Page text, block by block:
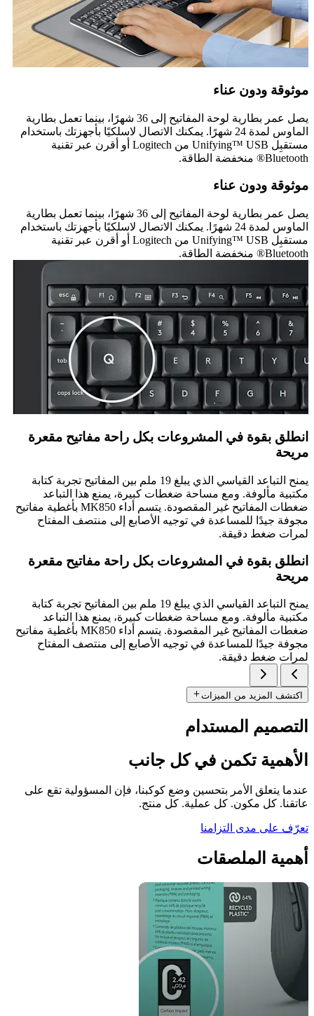
موثوقة ودون عناء
يصل عمر بطارية لوحة المفاتيح إلى 36 شهرًا، بينما تعمل بطارية
الماوس لمدة 24 شهرًا. يمكنك الاتصال لاسلكيًا بأجهزتك باستخدام
مستقبِل Unifying™ USB من Logitech أو أقرن عبر تقنية
Bluetooth® منخفضة الطاقة.
موثوقة ودون عناء
يصل عمر بطارية لوحة المفاتيح إلى 36 شهرًا، بينما تعمل بطارية
الماوس لمدة 24 شهرًا. يمكنك الاتصال لاسلكيًا بأجهزتك باستخدام
مستقبِل Unifying™ USB من Logitech أو أقرن عبر تقنية
Bluetooth® منخفضة الطاقة.
انطلق بقوة في المشروعات بكل راحة مفاتيح مقعرة
مريحة
يمنح التباعد القياسي الذي يبلغ 19 ملم بين المفاتيح تجربة كتابة
مكتبية مألوفة. ومع مساحة ضغطات كبيرة، يمنع هذا التباعد
ضغطات المفاتيح غير المقصودة. يتسم أداء MK850 بأغطية مفاتيح
مجوفة جيدًا للمساعدة في توجيه الأصابع إلى منتصف المفتاح
لمرات ضغط دقيقة.
انطلق بقوة في المشروعات بكل راحة مفاتيح مقعرة
مريحة
يمنح التباعد القياسي الذي يبلغ 19 ملم بين المفاتيح تجربة كتابة
مكتبية مألوفة. ومع مساحة ضغطات كبيرة، يمنع هذا التباعد
ضغطات المفاتيح غير المقصودة. يتسم أداء MK850 بأغطية مفاتيح
مجوفة جيدًا للمساعدة في توجيه الأصابع إلى منتصف المفتاح
لمرات ضغط دقيقة.
اكتشف المزيد من الميزات
التصميم المستدام
الأهمية تكمن في كل جانب
عندما يتعلق الأمر بتحسين وضع كوكبنا، فإن المسؤولية تقع على
عاتقنا. كل مكون. كل عملية. كل منتج.
تعرّف على مدى التزامنا
أهمية الملصقات